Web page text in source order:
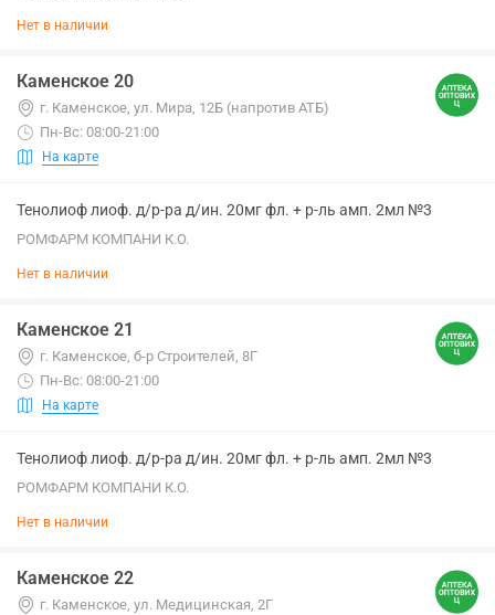
Нет в наличии
Каменское 20
г. Каменское, ул. Мира, 12Б (напротив АТБ)
Пн-Вс: 08:00-21:00
На карте
Тенолиоф лиоф. д/р-ра д/ин. 20мг фл. + р-ль амп. 2мл №3
РОМФАРМ КОМПАНИ К.О.
Нет в наличии
Каменское 21
г. Каменское, б-р Строителей, 8Г
Пн-Вс: 08:00-21:00
На карте
Тенолиоф лиоф. д/р-ра д/ин. 20мг фл. + р-ль амп. 2мл №3
РОМФАРМ КОМПАНИ К.О.
Нет в наличии
Каменское 22
г. Каменское, ул. Медицинская, 2Г